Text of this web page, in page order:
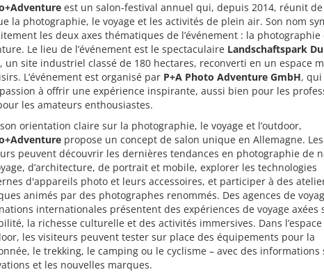
est un salon-festival annuel qui, depuis 2014, réunit
la photographie, le voyage et les activités de plein air. Son nom
les deux axes thématiques de l’événement : la photographie
Le lieu de l’événement est le spectaculaire Landschaftspark
, un site industriel classé de 180 hectares, reconverti en un espace
L’événement est organisé par P+A Photo Adventure GmbH, qui
à offrir une expérience inspirante, aussi bien pour les
les amateurs enthousiastes.
orientation claire sur la photographie, le voyage et l’outdoor,
propose un concept de salon unique en Allemagne. Les
peuvent découvrir les dernières tendances en photographie de
d’architecture, de portrait et mobile, explorer les technologies
d'appareils photo et leurs accessoires, et participer à des
animés par des photographes renommés. Des agences de
internationales présentent des expériences de voyage axées
la richesse culturelle et des activités immersives. Dans
les visiteurs peuvent tester sur place des équipements pour la
le trekking, le camping ou le cyclisme – avec des informations
et les nouvelles marques.